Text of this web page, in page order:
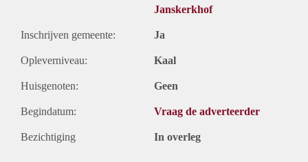
Janskerkhof
Inschrijven gemeente: Ja
Opleverniveau: Kaal
Huisgenoten: Geen
Begindatum: Vraag de adverteerder
Bezichtiging In overleg